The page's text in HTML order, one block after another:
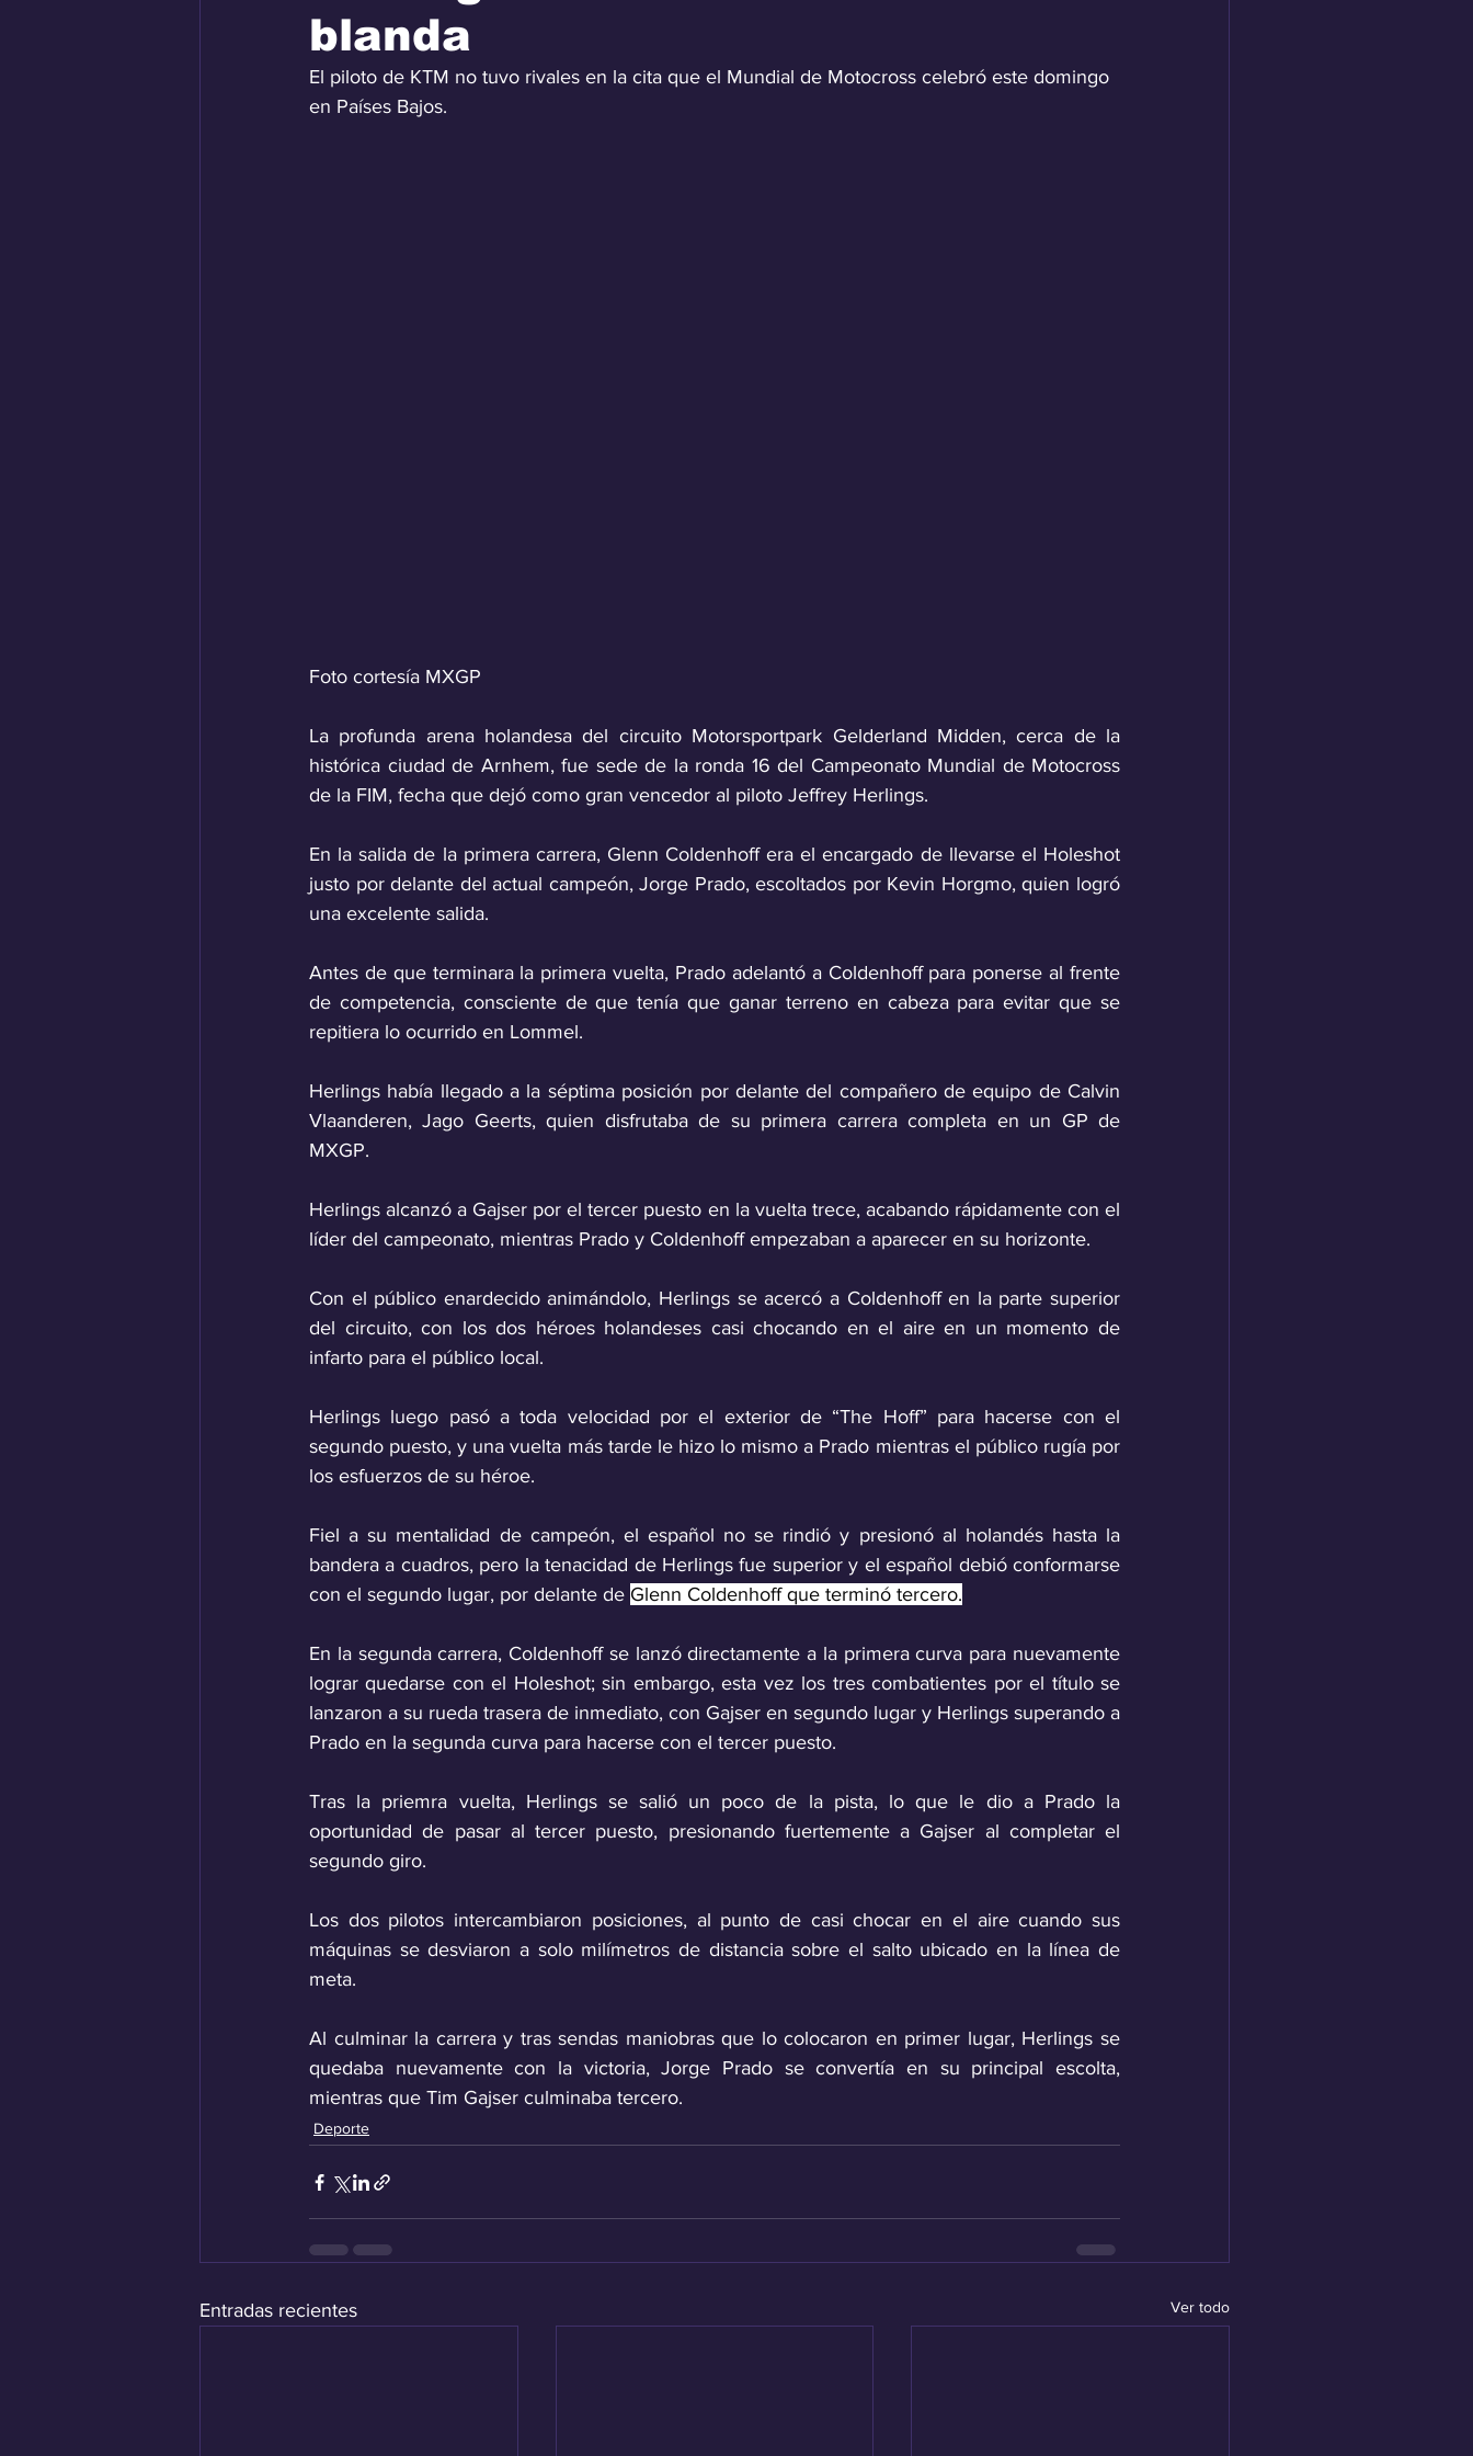
blanda
El piloto de KTM no tuvo rivales en la cita que el Mundial de Motocross celebró este domingo
en Países Bajos.
Foto cortesía MXGP
La profunda arena holandesa del circuito Motorsportpark Gelderland Midden, cerca de la
histórica ciudad de Arnhem, fue sede de la ronda 16 del Campeonato Mundial de Motocross
de la FIM, fecha que dejó como gran vencedor al piloto Jeffrey Herlings.
En la salida de la primera carrera, Glenn Coldenhoff era el encargado de llevarse el Holeshot
justo por delante del actual campeón, Jorge Prado, escoltados por Kevin Horgmo, quien logró
una excelente salida.
Antes de que terminara la primera vuelta, Prado adelantó a Coldenhoff para ponerse al frente
de competencia, consciente de que tenía que ganar terreno en cabeza para evitar que se
repitiera lo ocurrido en Lommel.
Herlings había llegado a la séptima posición por delante del compañero de equipo de Calvin
Vlaanderen, Jago Geerts, quien disfrutaba de su primera carrera completa en un GP de
MXGP.
Herlings alcanzó a Gajser por el tercer puesto en la vuelta trece, acabando rápidamente con el
líder del campeonato, mientras Prado y Coldenhoff empezaban a aparecer en su horizonte.
Con el público enardecido animándolo, Herlings se acercó a Coldenhoff en la parte superior
del circuito, con los dos héroes holandeses casi chocando en el aire en un momento de
infarto para el público local.
Herlings luego pasó a toda velocidad por el exterior de “The Hoff” para hacerse con el
segundo puesto, y una vuelta más tarde le hizo lo mismo a Prado mientras el público rugía por
los esfuerzos de su héroe.
Fiel a su mentalidad de campeón, el español no se rindió y presionó al holandés hasta la
bandera a cuadros, pero la tenacidad de Herlings fue superior y el español debió conformarse
con el segundo lugar, por delante de Glenn Coldenhoff que terminó tercero.
En la segunda carrera, Coldenhoff se lanzó directamente a la primera curva para nuevamente
lograr quedarse con el Holeshot; sin embargo, esta vez los tres combatientes por el título se
lanzaron a su rueda trasera de inmediato, con Gajser en segundo lugar y Herlings superando a
Prado en la segunda curva para hacerse con el tercer puesto.
Tras la priemra vuelta, Herlings se salió un poco de la pista, lo que le dio a Prado la
oportunidad de pasar al tercer puesto, presionando fuertemente a Gajser al completar el
segundo giro.
Los dos pilotos intercambiaron posiciones, al punto de casi chocar en el aire cuando sus
máquinas se desviaron a solo milímetros de distancia sobre el salto ubicado en la línea de
meta.
Al culminar la carrera y tras sendas maniobras que lo colocaron en primer lugar, Herlings se
quedaba nuevamente con la victoria, Jorge Prado se convertía en su principal escolta,
mientras que Tim Gajser culminaba tercero.
Deporte
Entradas recientes Ver todo